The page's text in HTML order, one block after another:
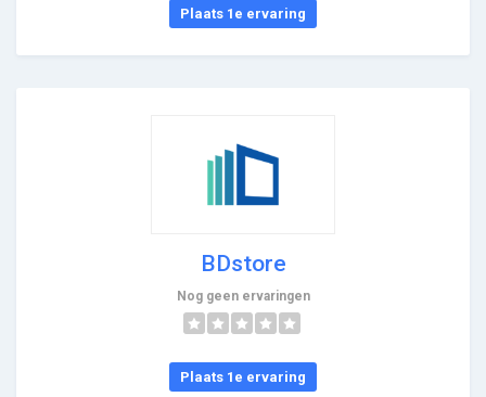
Plaats 1e ervaring
BDstore
Nog geen ervaringen
Plaats 1e ervaring